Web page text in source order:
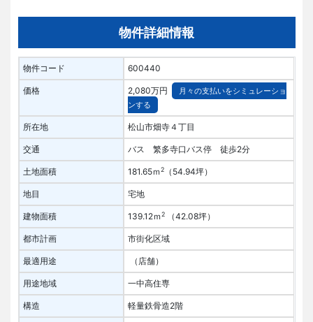
物件詳細情報
物件コード 600440
価格 2,080万円
月々の支払いをシミュレーショ
ンする
所在地 松山市畑寺４丁目
交通 バス 繁多寺口バス停 徒歩2分
土地面積 181.65ｍ2（54.94坪）
地目 宅地
建物面積 139.12ｍ2（42.08坪）
都市計画 市街化区域
最適用途 （店舗）
用途地域 一中高住専
構造 軽量鉄骨造2階